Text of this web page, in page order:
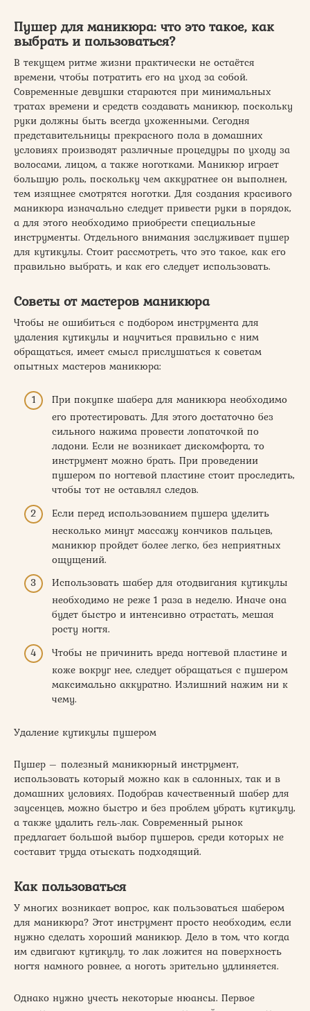
Пушер для маникюра: что это такое, как
выбрать и пользоваться?
В текущем ритме жизни практически не остаётся
времени, чтобы потратить его на уход за собой.
Современные девушки стараются при минимальных
тратах времени и средств создавать маникюр, поскольку
руки должны быть всегда ухоженными. Сегодня
представительницы прекрасного пола в домашних
условиях производят различные процедуры по уходу за
волосами, лицом, а также ноготками. Маникюр играет
большую роль, поскольку чем аккуратнее он выполнен,
тем изящнее смотрятся ноготки. Для создания красивого
маникюра изначально следует привести руки в порядок,
а для этого необходимо приобрести специальные
инструменты. Отдельного внимания заслуживает пушер
для кутикулы. Стоит рассмотреть, что это такое, как его
правильно выбрать, и как его следует использовать.
Советы от мастеров маникюра
Чтобы не ошибиться с подбором инструмента для
удаления кутикулы и научиться правильно с ним
обращаться, имеет смысл прислушаться к советам
опытных мастеров маникюра:
При покупке шабера для маникюра необходимо
его протестировать. Для этого достаточно без
сильного нажима провести лопаточкой по
ладони. Если не возникает дискомфорта, то
инструмент можно брать. При проведении
пушером по ногтевой пластине стоит проследить,
чтобы тот не оставлял следов.
Если перед использованием пушера уделить
несколько минут массажу кончиков пальцев,
маникюр пройдет более легко, без неприятных
ощущений.
Использовать шабер для отодвигания кутикулы
необходимо не реже 1 раза в неделю. Иначе она
будет быстро и интенсивно отрастать, мешая
росту ногтя.
Чтобы не причинить вреда ногтевой пластине и
коже вокруг нее, следует обращаться с пушером
максимально аккуратно. Излишний нажим ни к
чему.
Удаление кутикулы пушером
Пушер – полезный маникюрный инструмент,
использовать который можно как в салонных, так и в
домашних условиях. Подобрав качественный шабер для
заусенцев, можно быстро и без проблем убрать кутикулу,
а также удалить гель-лак. Современный рынок
предлагает большой выбор пушеров, среди которых не
составит труда отыскать подходящий.
Как пользоваться
У многих возникает вопрос, как пользоваться шабером
для маникюра? Этот инструмент просто необходим, если
нужно сделать хороший маникюр. Дело в том, что когда
им сдвигают кутикулу, то лак ложится на поверхность
ногтя намного ровнее, а ноготь зрительно удлиняется.
Однако нужно учесть некоторые нюансы. Первое